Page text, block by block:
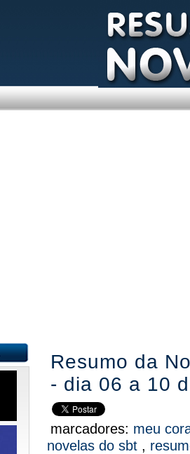
Resumo da
- dia 06 a 10
marcadores: meu
novelas do sbt ,